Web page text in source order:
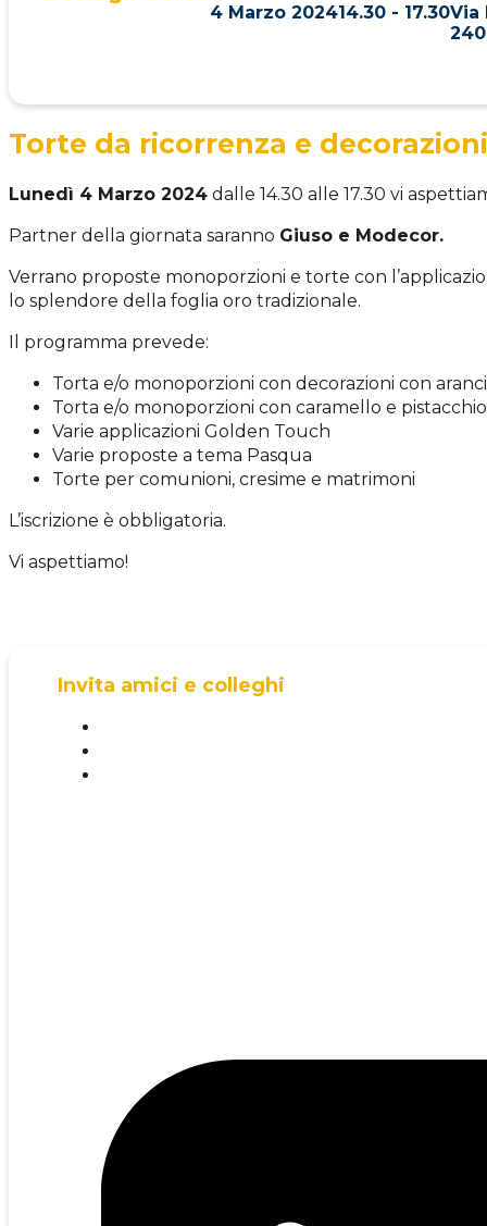
4 Marzo 202414.30 - 17.30Via
Torte da ricorrenza e decorazioni
Lunedì 4 Marzo 2024 dalle 14.30 alle 17.30 vi
Partner della giornata saranno Giuso e Modecor.
Verrano proposte monoporzioni e torte con
lo splendore della foglia oro tradizionale.
Il programma prevede:
Torta e/o monoporzioni con decorazioni con
Torta e/o monoporzioni con caramello e pistacchio
Varie applicazioni Golden Touch
Varie proposte a tema Pasqua
Torte per comunioni, cresime e matrimoni
L’iscrizione è obbligatoria.
Vi aspettiamo!
Invita amici e colleghi